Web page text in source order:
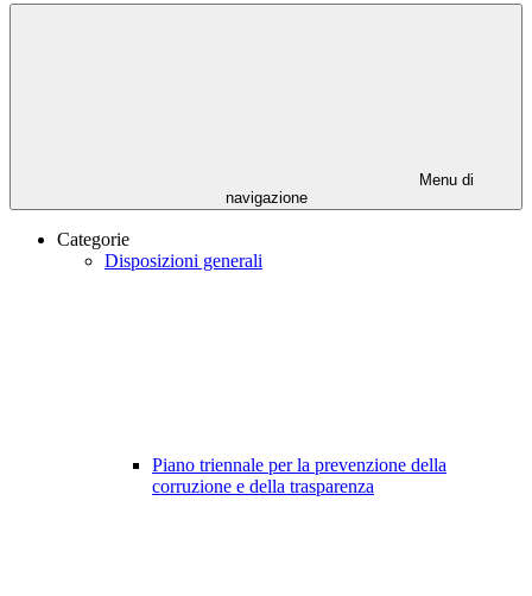
Menu di
navigazione
Categorie
Disposizioni generali
Piano triennale per la prevenzione della
corruzione e della trasparenza